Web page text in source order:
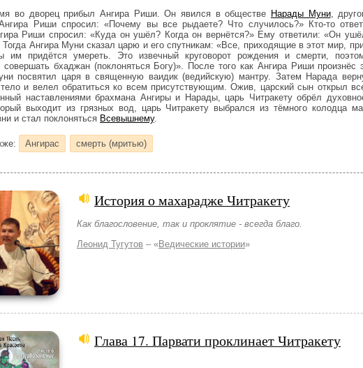
во дворец прибыл Ангира Риши. Он явился в обществе Нарады Муни,
Риши спросил: «Почему вы все рыдаете? Что случилось?» Кто-то
Риши спросил: «Куда он ушёл? Когда он вернётся?» Ему ответили: «Он
Тогда Ангира Муни сказал царю и его спутникам: «Все, приходящие в этот мир,
им придётся умереть. Это извечный круговорот рождения и смерти,
совершать бхаджан (поклоняться Богу)». После того как Ангира Риши произнёс
посвятил царя в священную ваидик (ведийскую) мантру. Затем Нарада
и велел обратиться ко всем присутствующим. Ожив, царский сын открыл
наставлениями брахмана Ангиры и Нарады, царь Читракету обрёл
выходит из грязных вод, царь Читракету выбрался из тёмного колодца
и стал поклоняться Всевышнему.
Ангирас смерть (мритью)
История о махарадже Читракету
Как благословение, так и проклятие - всегда благо.
Леонид Тугутов – «Ведические истории»
Глава 17. Парвати проклинает Читракету